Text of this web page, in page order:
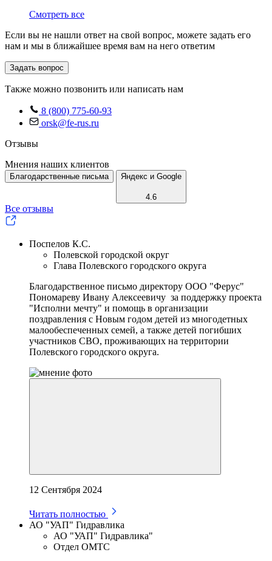
Смотреть все
Если вы не нашли ответ на свой вопрос, можете задать его
нам и мы в ближайшее время вам на него ответим
Задать вопрос
Также можно позвонить или написать нам
8 (800) 775-60-93
orsk@fe-rus.ru
Отзывы
Мнения наших клиентов
Благодарственные письма Яндекс и Google
4.6
Все отзывы
Поспелов К.С.
Полевской городской округ
Глава Полевского городского округа
Благодарственное письмо директору ООО "Ферус"
Пономареву Ивану Алексеевичу за поддержку проекта
"Исполни мечту" и помощь в организации
поздравления с Новым годом детей из многодетных
малообеспеченных семей, а также детей погибших
участников СВО, проживающих на территории
Полевского городского округа.
12 Сентября 2024
Читать полностью
АО "УАП" Гидравлика
АО "УАП" Гидравлика"
Отдел ОМТС